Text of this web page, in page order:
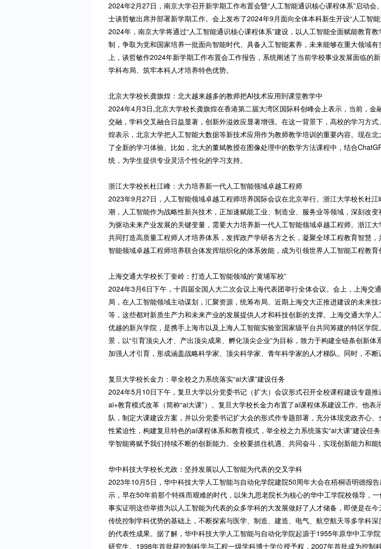
2024年2月27日，南京大学召开新学期工作布置会暨“人工智能通识核心课程体系”启动
士谈哲敏出席并部署新学期工作。会上发布了2024年9月面向全体本科新生开设“人工智
2024年，南京大学将通过“人工智能通识核心课程体系”建设，以人工智能全面赋能教育
制，争取为党和国家培养一批面向智能时代、具备人工智能素养，未来能够在重大领域
上，谈哲敏作2024年新学期工作布置会工作报告，系统阐述了当前学校事业发展面临的
学科布局、筑牢本科人才培养特色优势。
北京大学校长龚旗煌：北大越来越多的教师把AI技术应用到课堂教学中
2024年4月3日,北京大学校长龚旗煌在香港第二届大湾区国际科创峰会上表示，当前，
交融，学科交叉融合日益显著，创新外溢效应显著增强。在这一背景下，高校的学习方
煌表示，北京大学把人工智能大数据等新技术应用作为教师教学培训的重要内容。现在
了全新的学习体验。比如，北大的董斌教授在图像处理中的数学方法课程中，结合
统，为学生提供专业灵活个性化的学习支持。
浙江大学校长杜江峰：大力培养新一代人工智能领域卓越工程师
2023年9月27日，人工智能领域卓越工程师培养国际会议在北京举行。浙江大学校长杜
潮，人工智能作为战略性新兴技术，正加速赋能工业、制造业、服务业等领域，深刻改
为驱动未来产业发展的关键变量，需要大力培养新一代人工智能领域卓越工程师。浙江
共同打造高质量工程师人才培养体系，发挥政产学研各方之长，凝聚全球工程教育智慧
智能领域卓越工程师培养联合体发挥组织化的体系效能，成为引领世界人工智能工程教育
上海交通大学校长丁奎岭：打造人工智能领域的“黄埔军校”
2024年3月6日下午，十四届全国人大二次会议上海代表团举行全体会议。会上，上海交
局，在人工智能领域主动谋划，汇聚资源，统筹布局。近期上海交大正推进建设的未来
等，这些都对新质生产力和未来产业的发展提供人才和科技创新的支撑。上海交通大学
优越的新兴学院，是携手上海市以及上海人工智能实验室国家级平台共同筹建的特区学
景，以“引育顶尖人才、产出顶尖成果、孵化顶尖企业”为目标，致力于构建全链条创新
加强人才引育，形成涵盖战略科学家、顶尖科学家、青年科学家的人才梯队。同时，不断
复旦大学校长金力：举全校之力系统落实“ai大课”建设任务
2024年5月10日下午，复旦大学以分党委书记（扩大）会议形式召开全校课程建设专题
ai+教育模式改革（简称“ai大课”）。复旦大学校长金力布置了ai课程体系建设工作。他
队，制定大课建设方案，并以分党委书记扩大会的形式作专题部署，充分体现党政齐心
性紧迫性，构建复旦特色的ai课程体系和教育模式，举全校之力系统落实“ai大课”建设任
学智能将赋予我们持续不断的创新能力。全校要抓住机遇、共同奋斗，实现创新能力和能
华中科技大学校长尤政：坚持发展以人工智能为代表的交叉学科
2023年10月5日，华中科技大学人工智能与自动化学院建院50周年大会在梧桐语明德报
示，早在50年前那个特殊而艰难的时代，以朱九思老院长为核心的华中工学院校领导，
事实证明这些举措为以人工智能为代表的众多学科的大发展做好了人才储备，即便是在
传统控制学科优势的基础上，不断探索与医学、制造、建造、电气、航空航天等多学科
的代表性成果。据了解，华中科技大学人工智能与自动化学院起源于1955年原华中工学
研究生。1998年首批获控制科学与工程一级学科博士学位授予权，2007年首批成为控